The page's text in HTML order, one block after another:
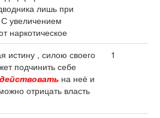
лишь при
увеличением
наркотическое
истину , силою своего
подчинить себе
на неё и
отрицать власть
1